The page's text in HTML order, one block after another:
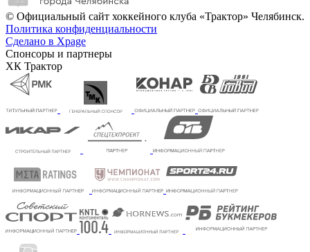
© Официальный сайт хоккейного клуба «Трактор» Челябинск.
Политика конфиденциальности
Сделано в Xpage
Спонсоры и партнеры
ХК Трактор